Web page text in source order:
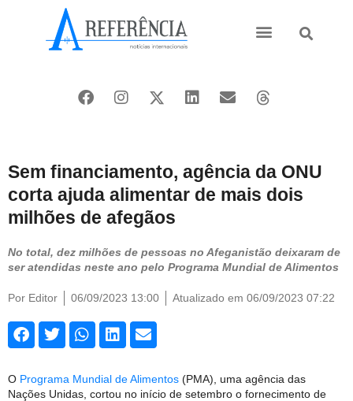
Sem financiamento, agência da ONU
corta ajuda alimentar de mais dois
milhões de afegãos
No total, dez milhões de pessoas no Afeganistão deixaram de
ser atendidas neste ano pelo Programa Mundial de Alimentos
Por Editor 06/09/2023 13:00 Atualizado em 06/09/2023 07:22
O Programa Mundial de Alimentos (PMA), uma agência das
Nações Unidas, cortou no início de setembro o fornecimento de